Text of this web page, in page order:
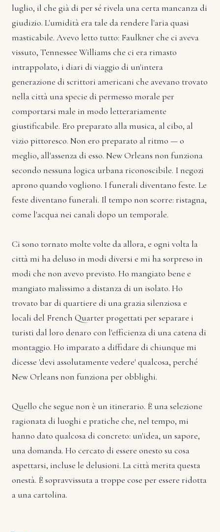
luglio, il che già di per sé rivela una certa mancanza di
giudizio. L'umidità era tale da rendere l'aria quasi
masticabile. Avevo letto tutto: Faulkner che ci aveva
vissuto, Tennessee Williams che ci era rimasto
intrappolato, i diari di viaggio di un'intera
generazione di scrittori americani che avevano trovato
nella città una specie di permesso morale per
comportarsi male in modo letterariamente
giustificabile. Ero preparato alla musica, al cibo, al
vizio pittoresco. Non ero preparato al ritmo — o
meglio, all'assenza di esso. New Orleans non funziona
secondo nessuna logica urbana riconoscibile. I negozi
aprono quando vogliono. I funerali diventano feste. Le
feste diventano funerali. Il tempo non scorre: ristagna,
come l'acqua nei canali dopo un temporale.
Ci sono tornato molte volte da allora, e ogni volta la
città mi ha deluso in modi diversi e mi ha sorpreso in
modi che non avevo previsto. Ho mangiato bene e
mangiato malissimo a distanza di un isolato. Ho
trovato bar di quartiere di una grazia silenziosa e
locali del French Quarter progettati per separare i
turisti dal loro denaro con l'efficienza di una catena di
montaggio. Ho imparato a diffidare di chiunque mi
dicesse 'devi assolutamente vedere' qualcosa, perché
New Orleans non funziona per obblighi.
Quello che segue non è un itinerario. È una selezione
ragionata di luoghi e pratiche che, nel tempo, mi
hanno dato qualcosa di concreto: un'idea, un sapore,
una domanda. Ho cercato di essere onesto su cosa
aspettarsi, incluse le delusioni. La città merita questa
onestà. È sopravvissuta a troppe cose per essere ridotta
a una cartolina.